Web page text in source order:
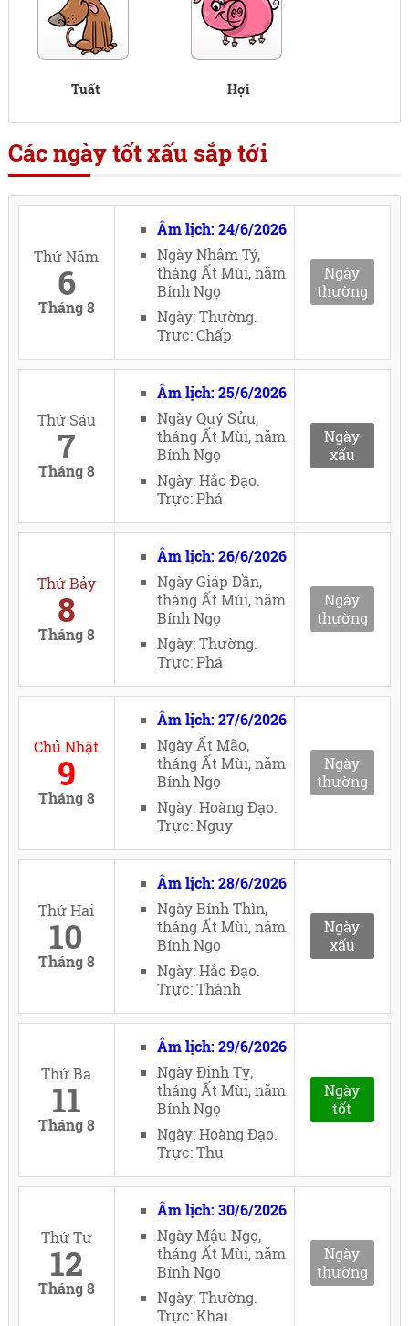
Tuất Hợi
Các ngày tốt xấu sắp tới
Thứ Năm
6
Tháng 8
Âm lịch: 24/6/2026
Ngày Nhâm Tý,
tháng Ất Mùi, năm
Bính Ngọ
Ngày: Thường.
Trực: Chấp
Ngày
thường
Thứ Sáu
7
Tháng 8
Âm lịch: 25/6/2026
Ngày Quý Sửu,
tháng Ất Mùi, năm
Bính Ngọ
Ngày: Hắc Đạo.
Trực: Phá
Ngày
xấu
Thứ Bảy
8
Tháng 8
Âm lịch: 26/6/2026
Ngày Giáp Dần,
tháng Ất Mùi, năm
Bính Ngọ
Ngày: Thường.
Trực: Phá
Ngày
thường
Chủ Nhật
9
Tháng 8
Âm lịch: 27/6/2026
Ngày Ất Mão,
tháng Ất Mùi, năm
Bính Ngọ
Ngày: Hoàng Đạo.
Trực: Nguy
Ngày
thường
Thứ Hai
10
Tháng 8
Âm lịch: 28/6/2026
Ngày Bính Thìn,
tháng Ất Mùi, năm
Bính Ngọ
Ngày: Hắc Đạo.
Trực: Thành
Ngày
xấu
Thứ Ba
11
Tháng 8
Âm lịch: 29/6/2026
Ngày Đinh Tỵ,
tháng Ất Mùi, năm
Bính Ngọ
Ngày: Hoàng Đạo.
Trực: Thu
Ngày
tốt
Thứ Tư
12
Tháng 8
Âm lịch: 30/6/2026
Ngày Mậu Ngọ,
tháng Ất Mùi, năm
Bính Ngọ
Ngày: Thường.
Trực: Khai
Ngày
thường